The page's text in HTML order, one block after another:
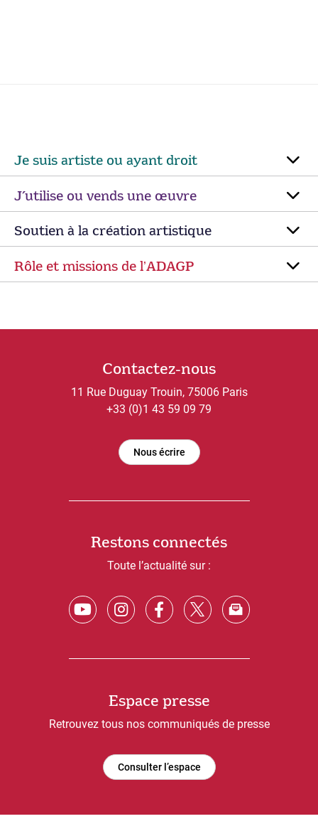
Je suis artiste ou ayant droit
J’utilise ou vends une œuvre
Soutien à la création artistique
Rôle et missions de lʼADAGP
Contactez-nous
11 Rue Duguay Trouin, 75006 Paris
+33 (0)1 43 59 09 79
Nous écrire
Restons connectés
Toute l’actualité sur :
Espace presse
Retrouvez tous nos communiqués de presse
Consulter l’espace